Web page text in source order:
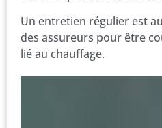
Un entretien régulier est
des assureurs pour être
lié au chauffage.